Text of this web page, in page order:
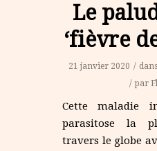
Le
‘fièvre
21 janvier 2020 / dans
/ par
Cette maladie
parasitose la
travers le globe